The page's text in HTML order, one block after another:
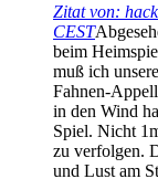
Zitat von:
CEST
beim
muß ich
Fahnen-
in den Wind
Spiel. Nicht
zu verfolgen.
und Lust am